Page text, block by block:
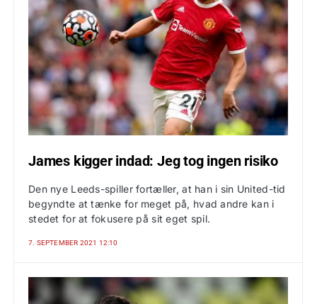
James kigger indad: Jeg tog ingen risiko
Den nye Leeds-spiller fortæller, at han i sin United-tid
begyndte at tænke for meget på, hvad andre kan i
stedet for at fokusere på sit eget spil.
7. SEPTEMBER 2021 12:10